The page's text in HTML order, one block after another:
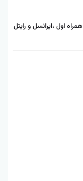
اول ،ایرانسل و رایتل